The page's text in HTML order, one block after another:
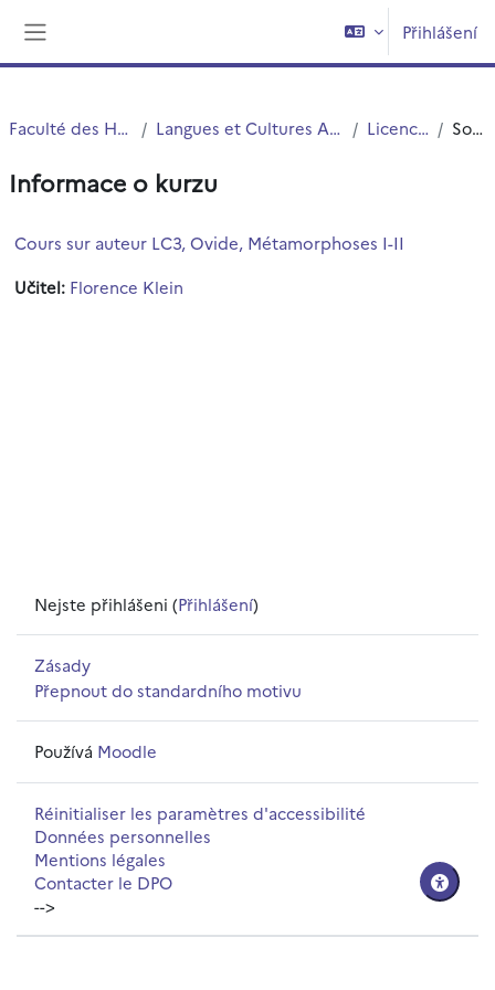
Přihlášení
Faculté des Humanités Langues et Cultures Antiques (LCA) Licence LCA Souhrn
Informace o kurzu
Cours sur auteur LC3, Ovide, Métamorphoses I-II
Učitel: Florence Klein
Nejste přihlášeni (Přihlášení)
Zásady
Přepnout do standardního motivu
Používá Moodle
Réinitialiser les paramètres d'accessibilité
Données personnelles
Mentions légales
Contacter le DPO
-->